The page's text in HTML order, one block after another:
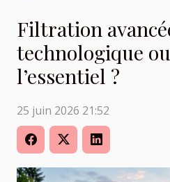
Filtration
technologique
l’essentiel ?
25 juin 2026 21:52